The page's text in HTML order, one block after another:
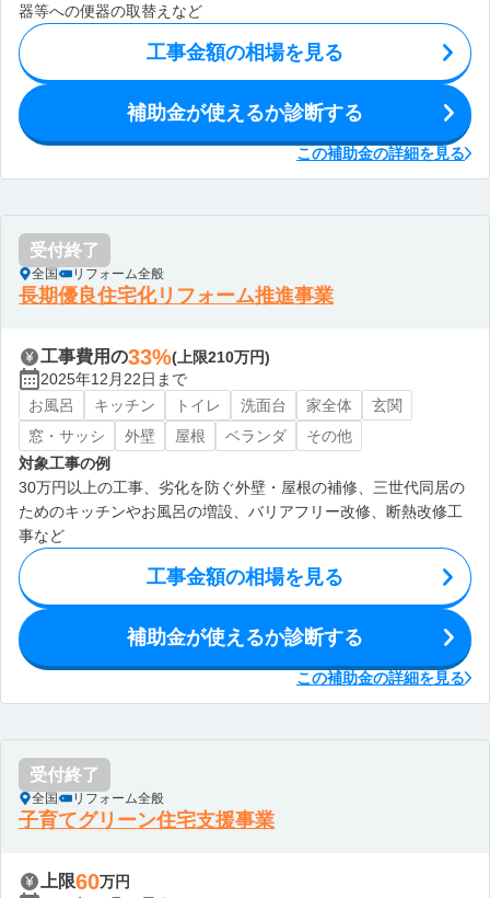
器等への便器の取替えなど
工事金額の相場を見る
補助金が使えるか診断する
この補助金の詳細を見る
受付終了
全国 リフォーム全般
長期優良住宅化リフォーム推進事業
工事費用の33%(上限210万円)
2025年12月22日まで
お風呂
キッチン トイレ 洗面台 家全体
玄関
窓・サッシ
外壁 屋根 ベランダ
その他
対象工事の例
30万円以上の工事、劣化を防ぐ外壁・屋根の補修、三世代同居の
ためのキッチンやお風呂の増設、バリアフリー改修、断熱改修工
事など
工事金額の相場を見る
補助金が使えるか診断する
この補助金の詳細を見る
受付終了
全国 リフォーム全般
子育てグリーン住宅支援事業
上限60万円